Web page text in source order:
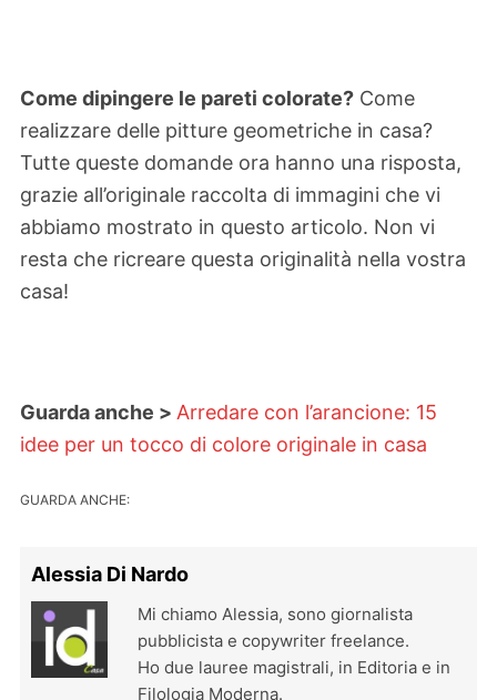
Come dipingere le pareti colorate? Come
realizzare delle pitture geometriche in casa?
Tutte queste domande ora hanno una risposta,
grazie all’originale raccolta di immagini che vi
abbiamo mostrato in questo articolo. Non vi
resta che ricreare questa originalità nella vostra
casa!
Guarda anche > Arredare con l’arancione: 15
idee per un tocco di colore originale in casa
GUARDA ANCHE:
Alessia Di Nardo
Mi chiamo Alessia, sono giornalista
pubblicista e copywriter freelance.
Ho due lauree magistrali, in Editoria e in
Filologia Moderna.